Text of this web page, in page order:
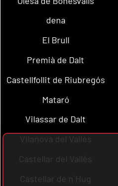
dena
El Brull
Premià de Dalt
Castellfollit de Riubregós
Mataró
Vilassar de Dalt
Vilanova del Vallès
Castellar del Vallès
Castellar de n´Hug